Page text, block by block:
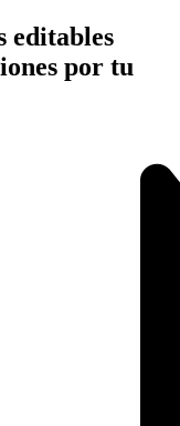
editables
por tu